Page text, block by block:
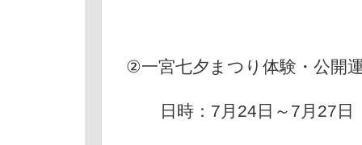
②一宮七夕まつり体験・公開
日時：7月24日～7月27日